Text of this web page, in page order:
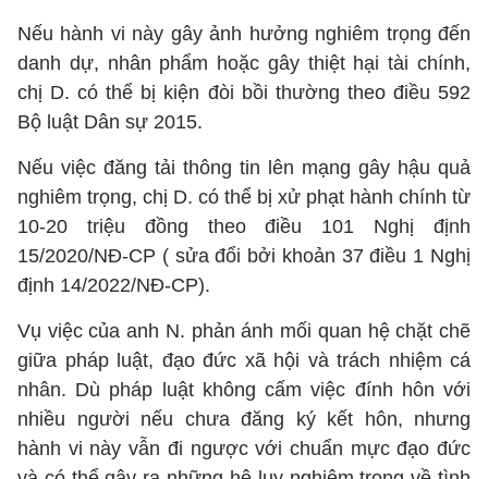
Nếu hành vi này gây ảnh hưởng nghiêm trọng đến
danh dự, nhân phẩm hoặc gây thiệt hại tài chính,
chị D. có thể bị kiện đòi bồi thường theo điều 592
Bộ luật Dân sự 2015.
Nếu việc đăng tải thông tin lên mạng gây hậu quả
nghiêm trọng, chị D. có thể bị xử phạt hành chính từ
10-20 triệu đồng theo điều 101 Nghị định
15/2020/NĐ-CP ( sửa đổi bởi khoản 37 điều 1 Nghị
định 14/2022/NĐ-CP).
Vụ việc của anh N. phản ánh mối quan hệ chặt chẽ
giữa pháp luật, đạo đức xã hội và trách nhiệm cá
nhân. Dù pháp luật không cấm việc đính hôn với
nhiều người nếu chưa đăng ký kết hôn, nhưng
hành vi này vẫn đi ngược với chuẩn mực đạo đức